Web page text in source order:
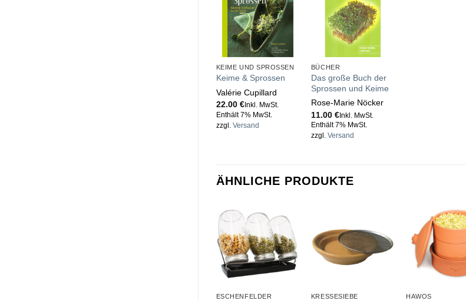
KEIME UND SPROSSEN
Keime & Sprossen
Valérie Cupillard
22.00 €Inkl. MwSt.
Enthält 7% MwSt.
zzgl. Versand
BÜCHER
Das große Buch der
Sprossen und Keime
Rose-Marie Nöcker
11.00 €Inkl. MwSt.
Enthält 7% MwSt.
zzgl. Versand
ÄHNLICHE PRODUKTE
ESCHENFELDER KRESSESIEBE HAWOS